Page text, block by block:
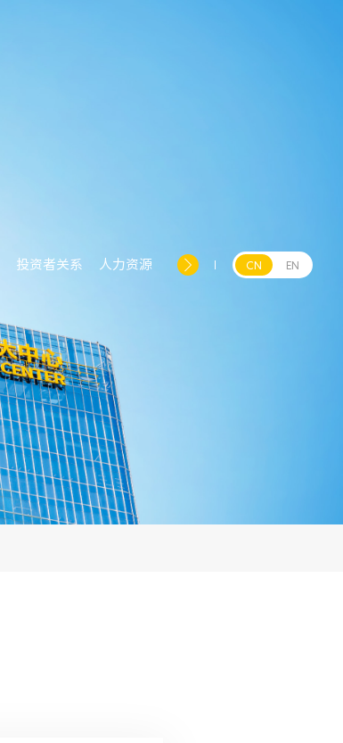
投资者关系 人力资源 CN EN